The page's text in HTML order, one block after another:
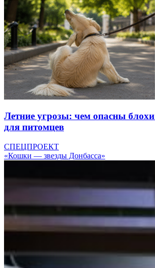
Летние угрозы: чем опасны
для питомцев
СПЕЦПРОЕКТ
«Кошки — звезды Донбасса»